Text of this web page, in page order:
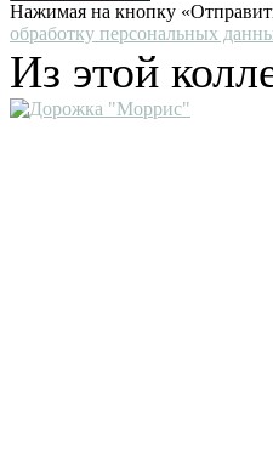
Нажимая на кнопку
обработку персональных
Из этой